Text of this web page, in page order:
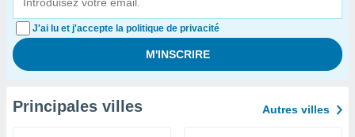
J'ai lu et j'accepte la politique de privacité
Principales villes Autres villes